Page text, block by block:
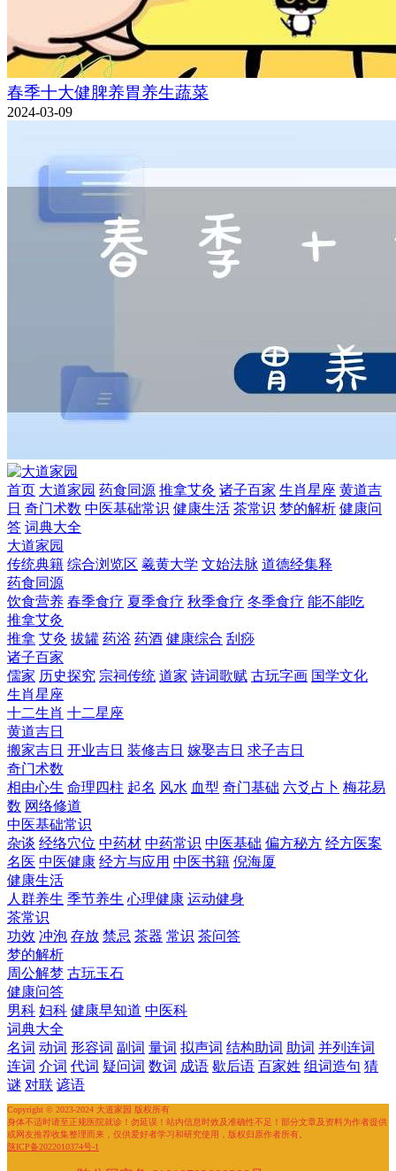
春季十大健脾养胃养生蔬菜
2024-03-09
首页 大道家园 药食同源 推拿艾灸 诸子百家 生肖星座 黄道吉
日 奇门术数 中医基础常识 健康生活 茶常识 梦的解析 健康问
答 词典大全
大道家园
传统典籍 综合浏览区 羲黄大学 文始法脉 道德经集释
药食同源
饮食营养 春季食疗 夏季食疗 秋季食疗 冬季食疗 能不能吃
推拿艾灸
推拿 艾灸 拔罐 药浴 药酒 健康综合 刮痧
诸子百家
儒家 历史探究 宗祠传统 道家 诗词歌赋 古玩字画 国学文化
生肖星座
十二生肖 十二星座
黄道吉日
搬家吉日 开业吉日 装修吉日 嫁娶吉日 求子吉日
奇门术数
相由心生 命理四柱 起名 风水 血型 奇门基础 六爻占卜 梅花易
数 网络修道
中医基础常识
杂谈 经络穴位 中药材 中药常识 中医基础 偏方秘方 经方医案
名医 中医健康 经方与应用 中医书籍 倪海厦
健康生活
人群养生 季节养生 心理健康 运动健身
茶常识
功效 冲泡 存放 禁忌 茶器 常识 茶问答
梦的解析
周公解梦 古玩玉石
健康问答
男科 妇科 健康早知道 中医科
词典大全
名词 动词 形容词 副词 量词 拟声词 结构助词 助词 并列连词
连词 介词 代词 疑问词 数词 成语 歇后语 百家姓 组词造句 猜
谜 对联 谚语
Copyright © 2023-2024 大道家园 版权所有
身体不适时请至正规医院就诊！勿延误！站内信息时效及准确性不足！部分文章及资料为作者提供
或网友推荐收集整理而来，仅供爱好者学习和研究使用，版权归原作者所有。
陕ICP备2022010374号-1